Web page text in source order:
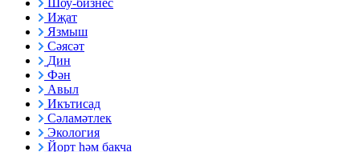
Шоу-бизнес
Иҗат
Язмыш
Сәясәт
Дин
Фән
Авыл
Икътисад
Сәламәтлек
Экология
Йорт һәм бакча